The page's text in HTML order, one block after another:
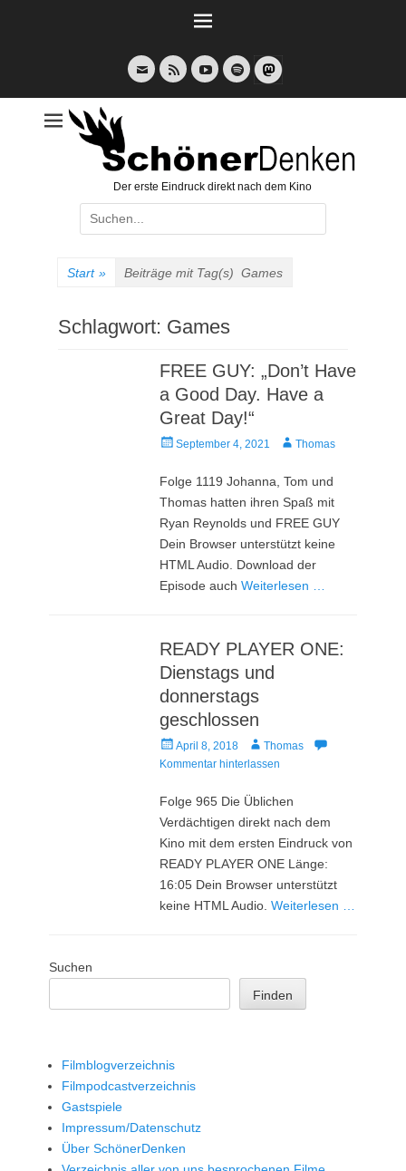
E-
Mail
Feed YouTubeSpotify
Der erste Eindruck direkt nach dem Kino
Suche
nach:
Start » Beiträge mit Tag(s) Games
Schlagwort: Games
FREE GUY: „Don’t Have
a Good Day. Have a
Great Day!“
Veröffentlicht
September 4, 2021 AutorThomas
Folge 1119 Johanna, Tom und
Thomas hatten ihren Spaß mit
Ryan Reynolds und FREE GUY
Dein Browser unterstützt keine
HTML Audio. Download der
Episode auchWeiterlesen …
READY PLAYER ONE:
Dienstags und
donnerstags
geschlossen
Veröffentlicht
am
April 8, 2018 AutorThomas
Kommentar hinterlassen
Folge 965 Die Üblichen
Verdächtigen direkt nach dem
Kino mit dem ersten Eindruck von
READY PLAYER ONE Länge:
16:05 Dein Browser unterstützt
keine HTML Audio.Weiterlesen …
Suchen
Finden
Filmblogverzeichnis
Filmpodcastverzeichnis
Gastspiele
Impressum/Datenschutz
Über SchönerDenken